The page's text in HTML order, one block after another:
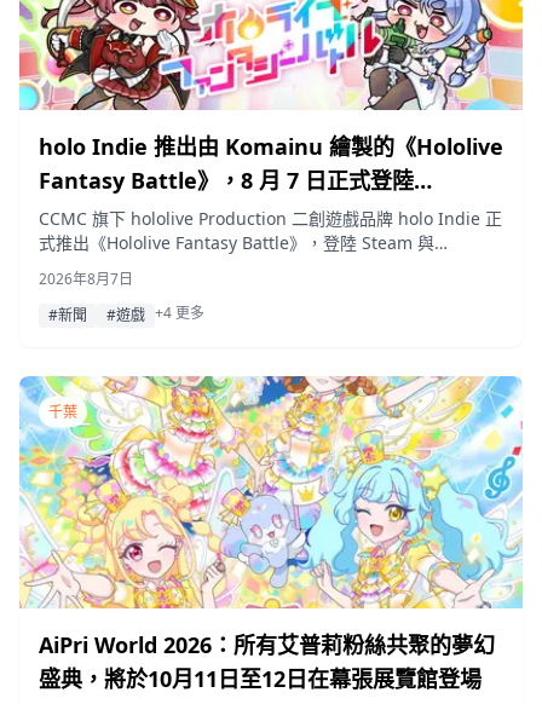
holo Indie 推出由 Komainu 繪製的《Hololive
Fantasy Battle》，8 月 7 日正式登陸
Nintendo Switch 與 Steam
CCMC 旗下 hololive Production 二創遊戲品牌 holo Indie 正
式推出《Hololive Fantasy Battle》，登陸 Steam 與
Nintendo Switch 平台。這款 2.5D 對戰動作遊戲由插畫家
Komainu 負責美術設計，最多支援四人連線，玩家可操作兔
田佩克拉、不知火芙蕾雅、白銀諾艾爾與寶鐘瑪琳進行對戰。
2026年8月7日
#新聞
#遊戲 +4 更多
千葉
AiPri World 2026：所有艾普莉粉絲共聚的夢幻
盛典，將於10月11日至12日在幕張展覽館登場